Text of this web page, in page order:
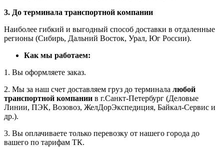
3. До терминала транспортной компании
Наиболее гибкий и выгодный способ доставки в отдаленные
регионы (Сибирь, Дальний Восток, Урал, Юг России).
Как мы работаем:
1. Вы оформляете заказ.
2. Мы за наш счет доставляем груз до терминала любой
транспортной компании в г.Санкт-Петербург (Деловые
Линии, ПЭК, Возовоз, ЖелДорЭкспедиция, Байкал-Сервис и
др.).
3. Вы оплачиваете только перевозку от нашего города до
вашего по тарифам ТК.